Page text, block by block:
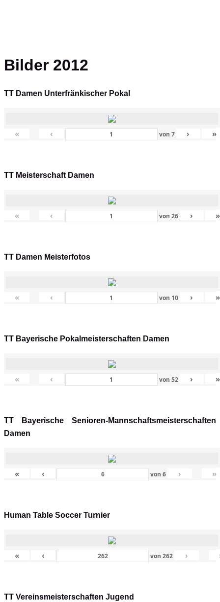
Bilder 2012
TT Damen Unterfränkischer Pokal
« ‹ von 7 › »
TT Meisterschaft Damen
« ‹ von 26 › »
TT Damen Meisterfotos
« ‹ von 10 › »
TT Bayerische Pokalmeisterschaften Damen
« ‹ von 52 › »
TT Bayerische Senioren-Mannschaftsmeisterschaften
Damen
« ‹ von6 › »
Human Table Soccer Turnier
« ‹ von262 ›
TT Vereinsmeisterschaften Jugend